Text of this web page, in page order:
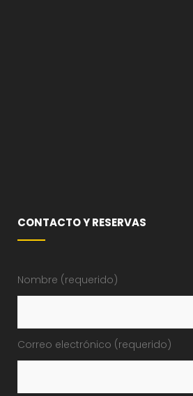
CONTACTO Y RESERVAS
Nombre (requerido)
Correo electrónico (requerido)